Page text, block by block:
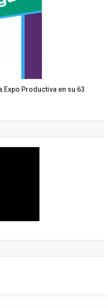
Expo Productiva en su 63